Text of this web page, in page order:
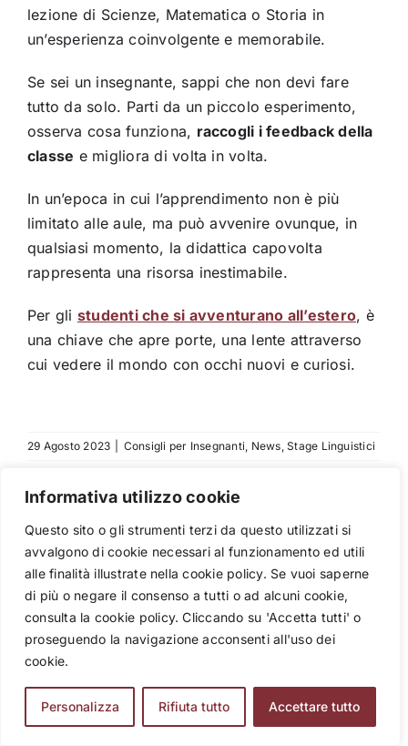
Informativa utilizzo cookie
Questo sito o gli strumenti terzi da questo utilizzati si
avvalgono di cookie necessari al funzionamento ed utili
alle finalità illustrate nella cookie policy. Se vuoi saperne
di più o negare il consenso a tutti o ad alcuni cookie,
consulta la cookie policy. Cliccando su 'Accetta tutti' o
proseguendo la navigazione acconsenti all'uso dei
cookie.
Personalizza Rifiuta tutto Accettare tutto
lezione di Scienze, Matematica o Storia in
un’esperienza coinvolgente e memorabile.
Se sei un insegnante, sappi che non devi fare
tutto da solo. Parti da un piccolo esperimento,
osserva cosa funziona, raccogli i feedback della
classe e migliora di volta in volta.
In un’epoca in cui l’apprendimento non è più
limitato alle aule, ma può avvenire ovunque, in
qualsiasi momento, la didattica capovolta
rappresenta una risorsa inestimabile.
Per gli studenti che si avventurano all’estero, è
una chiave che apre porte, una lente attraverso
cui vedere il mondo con occhi nuovi e curiosi.
29 Agosto 2023 Consigli per Insegnanti News ,Stage Linguistici
Condividi questo articolo
Facebook
X BlueskyRedditLinkedInWhatsAppTelegramTumblrPinterestXing
Email
Articoli Correlati